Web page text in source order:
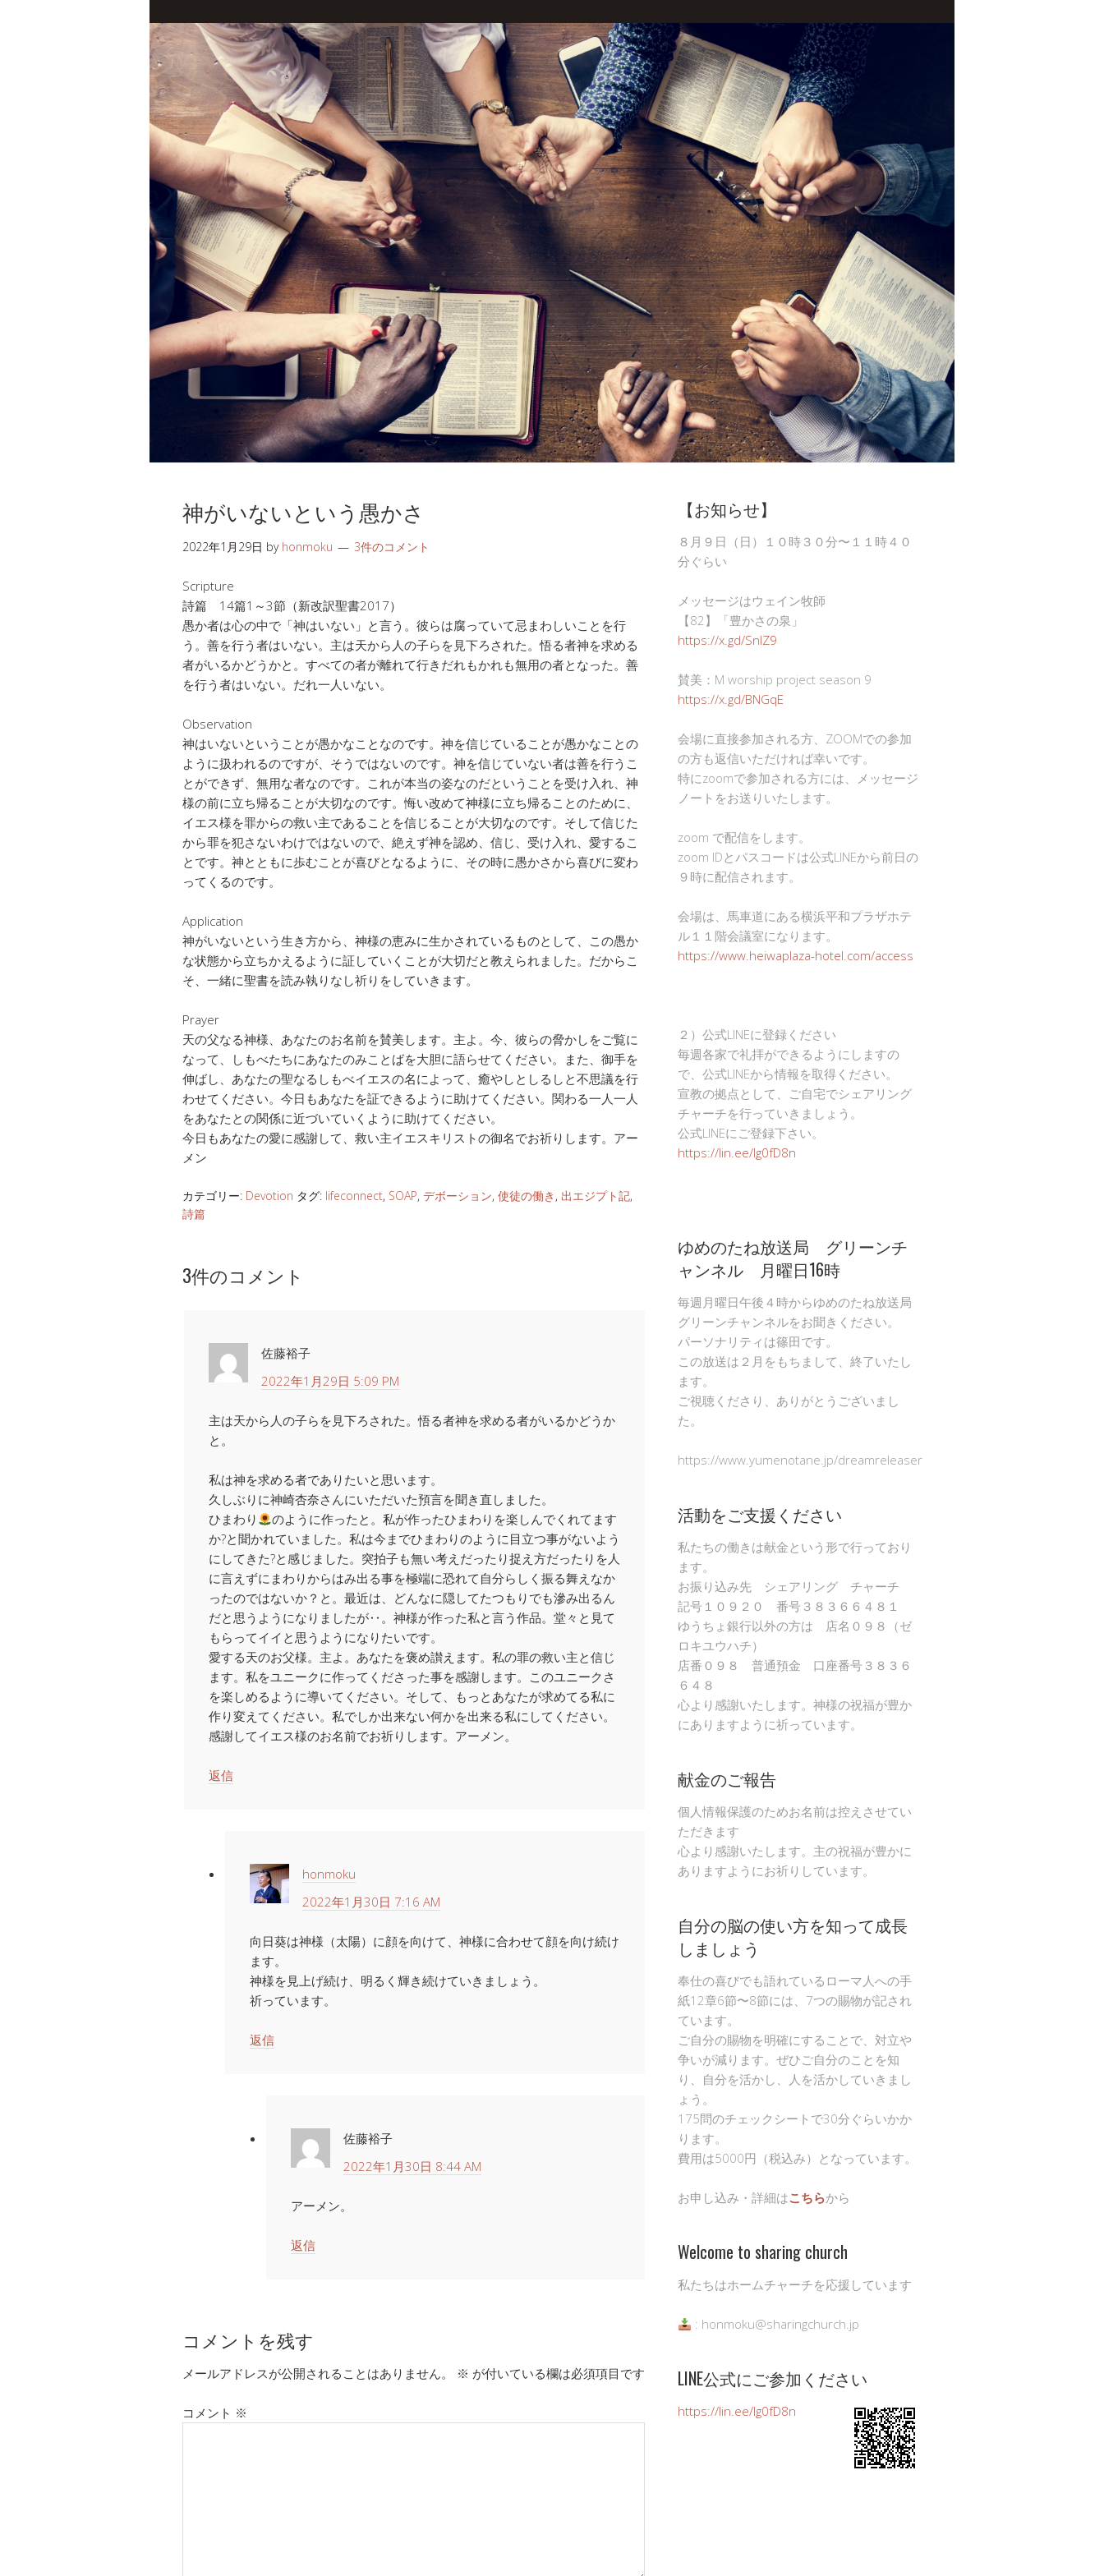
神がいないという愚かさ
2022年1月29日 by honmoku 3件のコメント
Scripture
詩篇 14篇1～3節（新改訳聖書2017）
愚か者は心の中で「神はいない」と言う。彼らは腐っていて忌まわしいことを行
う。善を行う者はいない。主は天から人の子らを見下ろされた。悟る者神を求める
者がいるかどうかと。すべての者が離れて行きだれもかれも無用の者となった。善
を行う者はいない。だれ一人いない。
Observation
神はいないということが愚かなことなのです。神を信じていることが愚かなことの
ように扱われるのですが、そうではないのです。神を信じていない者は善を行うこ
とができず、無用な者なのです。これが本当の姿なのだということを受け入れ、神
様の前に立ち帰ることが大切なのです。悔い改めて神様に立ち帰ることのために、
イエス様を罪からの救い主であることを信じることが大切なのです。そして信じた
から罪を犯さないわけではないので、絶えず神を認め、信じ、受け入れ、愛するこ
とです。神とともに歩むことが喜びとなるように、その時に愚かさから喜びに変わ
ってくるのです。
Application
神がいないという生き方から、神様の恵みに生かされているものとして、この愚か
な状態から立ちかえるように証していくことが大切だと教えられました。だからこ
そ、一緒に聖書を読み執りなし祈りをしていきます。
Prayer
天の父なる神様、あなたのお名前を賛美します。主よ。今、彼らの脅かしをご覧に
なって、しもべたちにあなたのみことばを大胆に語らせてください。また、御手を
伸ばし、あなたの聖なるしもべイエスの名によって、癒やしとしるしと不思議を行
わせてください。今日もあなたを証できるように助けてください。関わる一人一人
をあなたとの関係に近づいていくように助けてください。
今日もあなたの愛に感謝して、救い主イエスキリストの御名でお祈りします。アー
メン
カテゴリー: Devotion タグ: lifeconnect, SOAP, デボーション, 使徒の働き , 出エジプト記,
詩篇
3件のコメント
佐藤裕子
2022年1月29日 5:09 PM
主は天から人の子らを見下ろされた。悟る者神を求める者がいるかどうか
と。
私は神を求める者でありたいと思います。
久しぶりに神崎杏奈さんにいただいた預言を聞き直しました。
ひまわり
のように作ったと。私が作ったひまわりを楽しんでくれてます
か?と聞かれていました。私は今までひまわりのように目立つ事がないよう
にしてきた?と感じました。突拍子も無い考えだったり捉え方だったりを人
に言えずにまわりからはみ出る事を極端に恐れて自分らしく振る舞えなか
ったのではないか？と。最近は、どんなに隠してたつもりでも滲み出るん
だと思うようになりましたが‥。神様が作った私と言う作品。堂々と見て
もらってイイと思うようになりたいです。
愛する天のお父様。主よ。あなたを褒め讃えます。私の罪の救い主と信じ
ます。私をユニークに作ってくださった事を感謝します。このユニークさ
を楽しめるように導いてください。そして、もっとあなたが求めてる私に
作り変えてください。私でしか出来ない何かを出来る私にしてください。
感謝してイエス様のお名前でお祈りします。アーメン。
返信
honmoku
2022年1月30日 7:16 AM
向日葵は神様（太陽）に顔を向けて、神様に合わせて顔を向け続け
ます。
神様を見上げ続け、明るく輝き続けていきましょう。
祈っています。
返信
佐藤裕子
2022年1月30日 8:44 AM
アーメン。
返信
コメントを残す
メールアドレスが公開されることはありません。 ※ が付いている欄は必須項目です
コメント ※
【お知らせ】
８月９日（日）１０時３０分〜１１時４０
分ぐらい
メッセージはウェイン牧師
【82】「豊かさの泉」
https://x.gd/SnlZ9
賛美：M worship project season 9
https://x.gd/BNGqE
会場に直接参加される方、ZOOMでの参加
の方も返信いただければ幸いです。
特にzoomで参加される方には、メッセージ
ノートをお送りいたします。
zoom で配信をします。
zoom IDとパスコードは公式LINEから前日の
９時に配信されます。
会場は、馬車道にある横浜平和プラザホテ
ル１１階会議室になります。
https://www.heiwaplaza-hotel.com/access
２）公式LINEに登録ください
毎週各家で礼拝ができるようにしますの
で、公式LINEから情報を取得ください。
宣教の拠点として、ご自宅でシェアリング
チャーチを行っていきましょう。
公式LINEにご登録下さい。
https://lin.ee/Ig0fD8n
ゆめのたね放送局 グリーンチ
ャンネル 月曜日16時
毎週月曜日午後４時からゆめのたね放送局
グリーンチャンネルをお聞きください。
パーソナリティは篠田です。
この放送は２月をもちまして、終了いたし
ます。
ご視聴くださり、ありがとうございまし
た。
https://www.yumenotane.jp/dreamreleaser
活動をご支援ください
私たちの働きは献金という形で行っており
ます。
お振り込み先 シェアリング チャーチ
記号１０９２０ 番号３８３６６４８１
ゆうちょ銀行以外の方は 店名０９８（ゼ
ロキユウハチ）
店番０９８ 普通預金 口座番号３８３６
６４８
心より感謝いたします。神様の祝福が豊か
にありますように祈っています。
献金のご報告
個人情報保護のためお名前は控えさせてい
ただきます
心より感謝いたします。主の祝福が豊かに
ありますようにお祈りしています。
自分の脳の使い方を知って成長
しましょう
奉仕の喜びでも語れているローマ人への手
紙12章6節〜8節には、7つの賜物が記され
ています。
ご自分の賜物を明確にすることで、対立や
争いが減ります。ぜひご自分のことを知
り、自分を活かし、人を活かしていきまし
ょう。
175問のチェックシートで30分ぐらいかか
ります。
費用は5000円（税込み）となっています。
お申し込み・詳細はこちらから
Welcome to sharing church
私たちはホームチャーチを応援しています
: honmoku@sharingchurch.jp
LINE公式にご参加ください
https://lin.ee/Ig0fD8n